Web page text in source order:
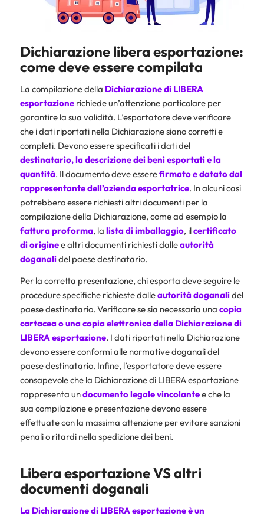
Dichiarazione libera esportazione:
come deve essere compilata
La compilazione della Dichiarazione di LIBERA
esportazionerichiede un’attenzione particolare per
garantire la sua validità. L’esportatore deve verificare
che i dati riportati nella Dichiarazione siano corretti e
completi. Devono essere specificati i dati del
destinatario, la descrizione dei beni esportati e la
quantità. Il documento deve esserefirmato e datato dal
rappresentante dell’azienda esportatrice. In alcuni casi
potrebbero essere richiesti altri documenti per la
compilazione della Dichiarazione, come ad esempio la
fattura proforma, la lista di imballaggio, ilcertificato
di originee altri documenti richiesti dalleautorità
doganalidel paese destinatario.
Per la corretta presentazione, chi esporta deve seguire le
procedure specifiche richieste dalleautorità doganalidel
paese destinatario. Verificare se sia necessaria una copia
cartacea o una copia elettronica della Dichiarazione di
LIBERA esportazione. I dati riportati nella Dichiarazione
devono essere conformi alle normative doganali del
paese destinatario. Infine, l’esportatore deve essere
consapevole che la Dichiarazione di LIBERA esportazione
rappresenta undocumento legale vincolantee che la
sua compilazione e presentazione devono essere
effettuate con la massima attenzione per evitare sanzioni
penali o ritardi nella spedizione dei beni.
Libera esportazione VS altri
documenti doganali
La Dichiarazione di LIBERA esportazione è un